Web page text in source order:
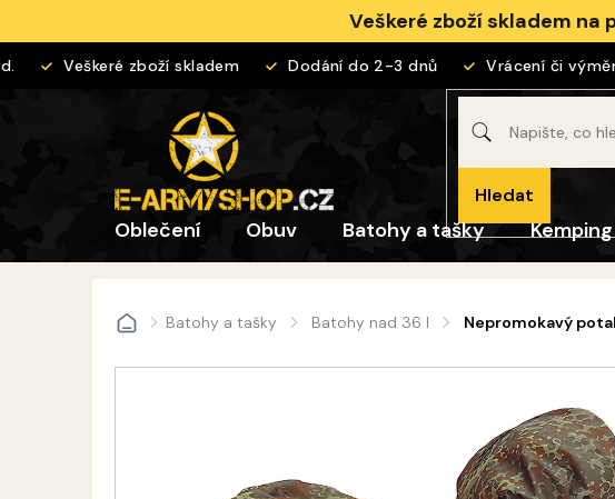
obsah
Veškeré zboží skladem
Veškeré zboží skladem Dodání do 2-3 dnů Vrácení či
Hledat
Oblečení Obuv Batohy a tašky
DomůBatohy a tašky Batohy nad 36 l Nepromokavý